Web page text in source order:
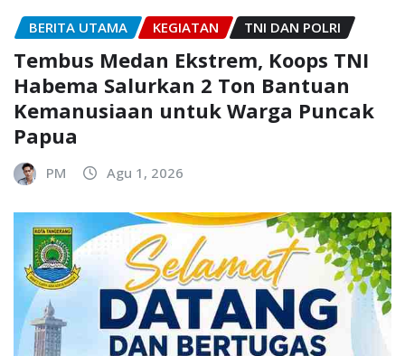
BERITA UTAMA KEGIATAN TNI DAN POLRI
Tembus Medan Ekstrem, Koops TNI
Habema Salurkan 2 Ton Bantuan
Kemanusiaan untuk Warga Puncak
Papua
PM Agu 1, 2026